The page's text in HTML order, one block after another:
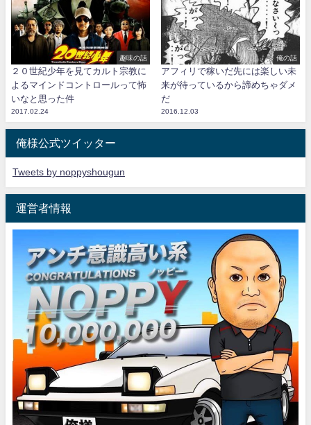
趣味の話
２０世紀少年を見てカルト宗教に
よるマインドコントロールって怖
いなと思った件
2017.02.24
俺の話
アフィリで稼いだ先には楽しい未
来が待っているから諦めちゃダメ
だ
2016.12.03
俺様公式ツイッター
Tweets by noppyshougun
運営者情報